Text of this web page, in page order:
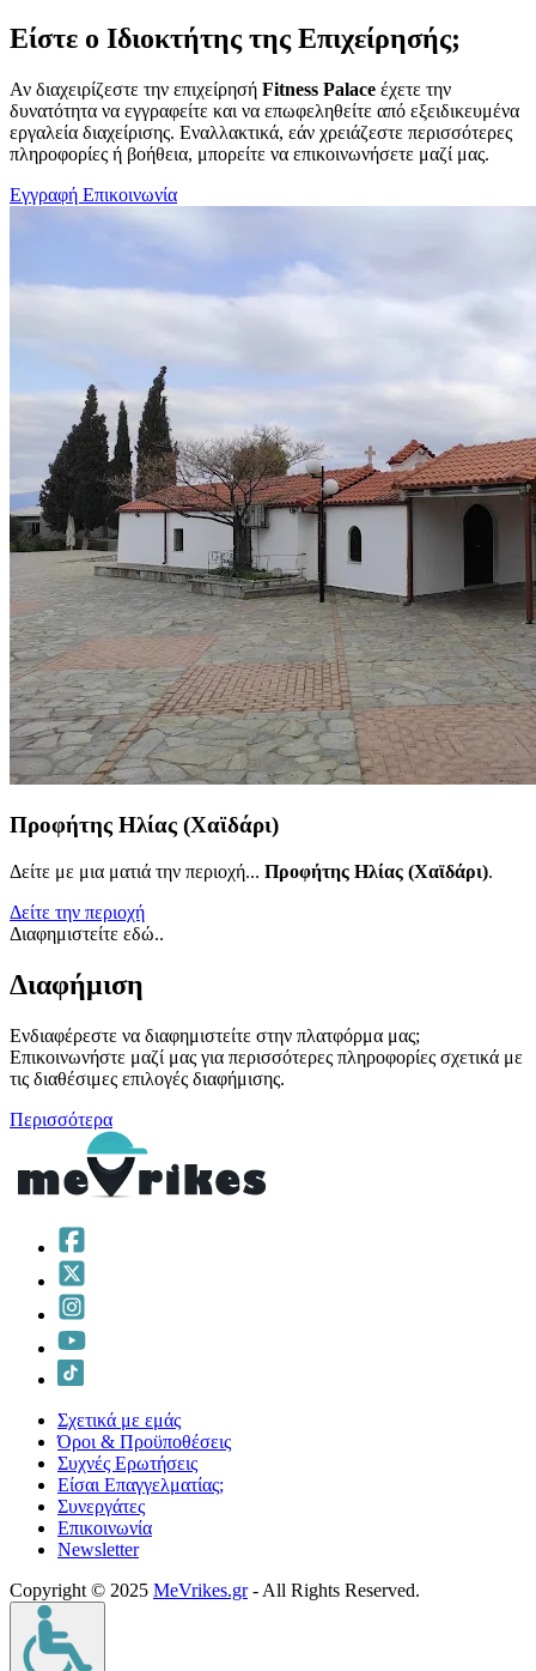
Είστε ο Ιδιοκτήτης της Επιχείρησής;
Αν διαχειρίζεστε την επιχείρησή Fitness Palace έχετε την
δυνατότητα να εγγραφείτε και να επωφεληθείτε από εξειδικευμένα
εργαλεία διαχείρισης. Εναλλακτικά, εάν χρειάζεστε περισσότερες
πληροφορίες ή βοήθεια, μπορείτε να επικοινωνήσετε μαζί μας.
Εγγραφή Επικοινωνία
Προφήτης Ηλίας (Χαϊδάρι)
Δείτε με μια ματιά την περιοχή... Προφήτης Ηλίας (Χαϊδάρι).
Δείτε την περιοχή
Διαφημιστείτε εδώ..
Διαφήμιση
Ενδιαφέρεστε να διαφημιστείτε στην πλατφόρμα μας;
Επικοινωνήστε μαζί μας για περισσότερες πληροφορίες σχετικά με
τις διαθέσιμες επιλογές διαφήμισης.
Περισσότερα
Σχετικά με εμάς
Όροι & Προϋποθέσεις
Συχνές Ερωτήσεις
Είσαι Επαγγελματίας;
Συνεργάτες
Επικοινωνία
Νewsletter
Copyright © 2025 MeVrikes.gr- All Rights Reserved.